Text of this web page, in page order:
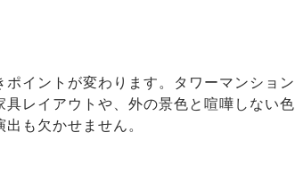
イントが変わります。タワーマンション
レイアウトや、外の景色と喧嘩しない色
も欠かせません。